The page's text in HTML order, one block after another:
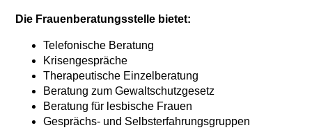
Die Frauenberatungsstelle bietet:
Telefonische Beratung
Krisengespräche
Therapeutische Einzelberatung
Beratung zum Gewaltschutzgesetz
Beratung für lesbische Frauen
Gesprächs- und Selbsterfahrungsgruppen